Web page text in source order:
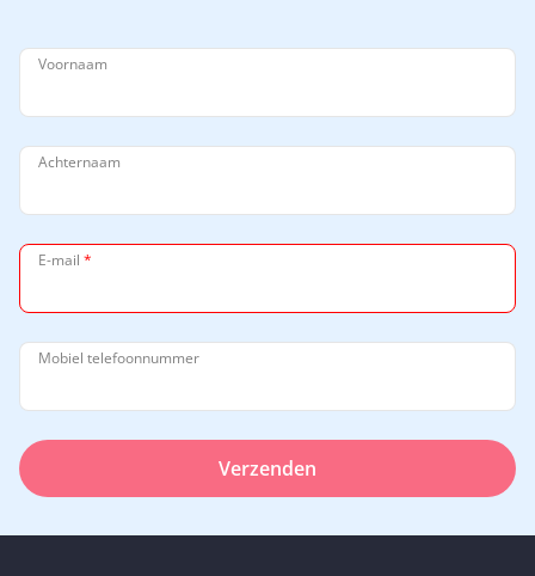
Voornaam
Achternaam
E-mail *
Mobiel telefoonnummer
Verzenden